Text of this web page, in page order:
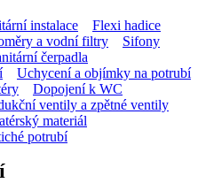
instalace
Flexi hadice
a vodní filtry
Sifony
čerpadla
Uchycení a objímky na potrubí
Dopojení k WC
ventily a zpětné ventily
materiál
potrubí